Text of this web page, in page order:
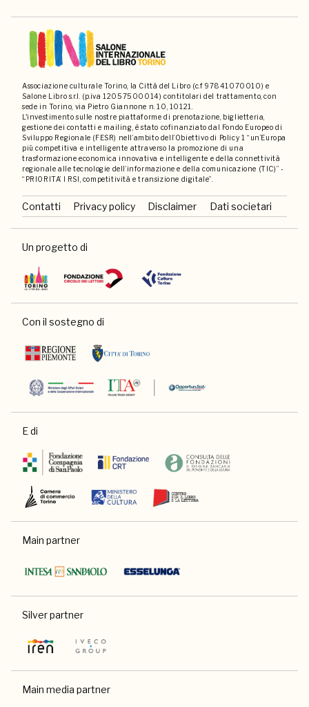
Associazione culturale Torino, la Città del Libro (c.f 97841070010) e
Salone Libro s.r.l. (p.iva 12057500014) contitolari del trattamento, con
sede in Torino, via Pietro Giannone n. 10, 10121.
L'investimento sulle nostre piattaforme di prenotazione, biglietteria,
gestione dei contatti e mailing, è stato cofinanziato dal Fondo Europeo di
Sviluppo Regionale (FESR) nell’ambito dell’Obiettivo di Policy 1 “un’Europa
più competitiva e intelligente attraverso la promozione di una
trasformazione economica innovativa e intelligente e della connettività
regionale alle tecnologie dell’informazione e della comunicazione (TIC)” -
“PRIORITA’ I RSI, competitività e transizione digitale”.
Contatti Privacy policy Disclaimer Dati societari
Un progetto di
Con il sostegno di
E di
Main partner
Silver partner
Main media partner